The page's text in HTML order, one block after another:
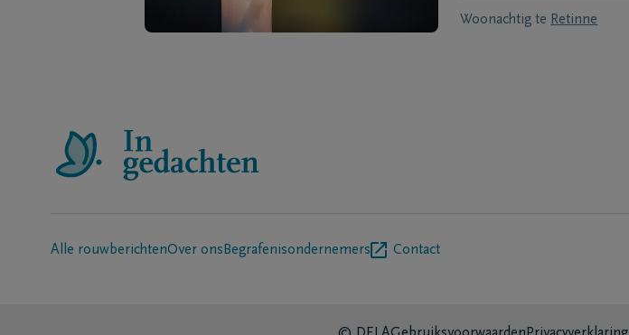
Woonachtig te Retinne
Alle rouwberichtenOver ons Begrafenisondernemers Contact